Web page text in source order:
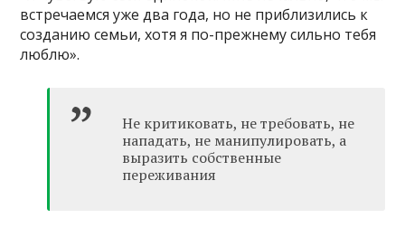
встречаемся уже два года, но не приблизились к
созданию семьи, хотя я по-прежнему сильно тебя
люблю».
Не критиковать, не требовать, не
нападать, не манипулировать, а
выразить собственные
переживания